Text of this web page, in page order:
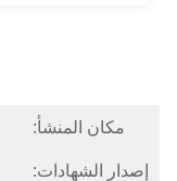
مكان المنشأ:
إصدار الشهادات: